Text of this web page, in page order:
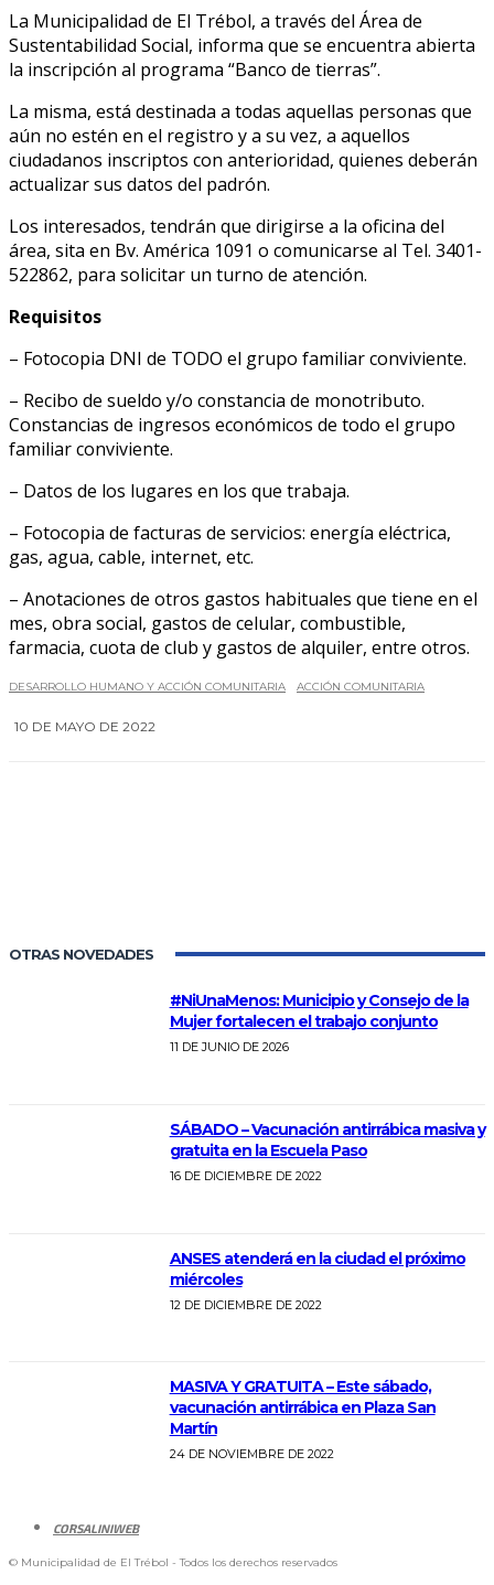
La Municipalidad de El Trébol, a través del Área de
Sustentabilidad Social, informa que se encuentra abierta
la inscripción al programa “Banco de tierras”.
La misma, está destinada a todas aquellas personas que
aún no estén en el registro y a su vez, a aquellos
ciudadanos inscriptos con anterioridad, quienes deberán
actualizar sus datos del padrón.
Los interesados, tendrán que dirigirse a la oficina del
área, sita en Bv. América 1091 o comunicarse al Tel. 3401-
522862, para solicitar un turno de atención.
Requisitos
– Fotocopia DNI de TODO el grupo familiar conviviente.
– Recibo de sueldo y/o constancia de monotributo.
Constancias de ingresos económicos de todo el grupo
familiar conviviente.
– Datos de los lugares en los que trabaja.
– Fotocopia de facturas de servicios: energía eléctrica,
gas, agua, cable, internet, etc.
– Anotaciones de otros gastos habituales que tiene en el
mes, obra social, gastos de celular, combustible,
farmacia, cuota de club y gastos de alquiler, entre otros.
DESARROLLO HUMANO Y ACCIÓN COMUNITARIA ACCIÓN COMUNITARIA
10 DE MAYO DE 2022
OTRAS NOVEDADES
#NiUnaMenos: Municipio y Consejo de la
Mujer fortalecen el trabajo conjunto
11 DE JUNIO DE 2026
SÁBADO – Vacunación antirrábica masiva y
gratuita en la Escuela Paso
16 DE DICIEMBRE DE 2022
ANSES atenderá en la ciudad el próximo
miércoles
12 DE DICIEMBRE DE 2022
MASIVA Y GRATUITA – Este sábado,
vacunación antirrábica en Plaza San
Martín
24 DE NOVIEMBRE DE 2022
CORSALINIWEB
© Municipalidad de El Trébol - Todos los derechos reservados